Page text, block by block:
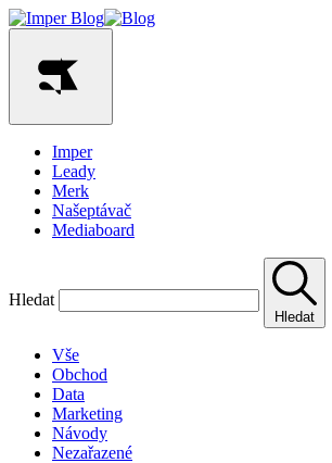
Imper
Leady
Merk
Našeptávač
Mediaboard
Hledat
Hledat
Vše
Obchod
Data
Marketing
Návody
Nezařazené